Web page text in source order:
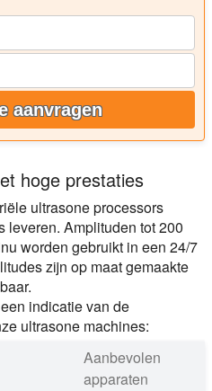
aanvragen
hoge prestaties
ultrasone processors
leveren. Amplituden tot 200
worden gebruikt in een 24/7
zijn op maat gemaakte
indicatie van de
ultrasone machines:
Aanbevolen
apparaten